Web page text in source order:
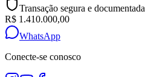
Transação segura e documentada
R$ 1.410.000,00
WhatsApp
Conecte-se conosco